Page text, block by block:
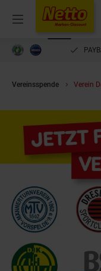
Menü
Vereinsspende Verein